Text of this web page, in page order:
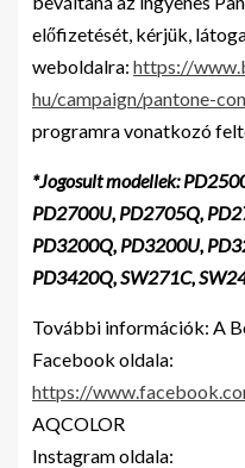
előfizetését, kérjük,
weboldalra: https://
hu/campaign/pantone-
programra vonatkozó
*Jogosult modellek:
PD2700U, PD2705Q,
PD3200Q, PD3200U,
PD3420Q, SW271C,
További információk: A
Facebook oldala:
https://
AQCOLOR
Instagram oldala: